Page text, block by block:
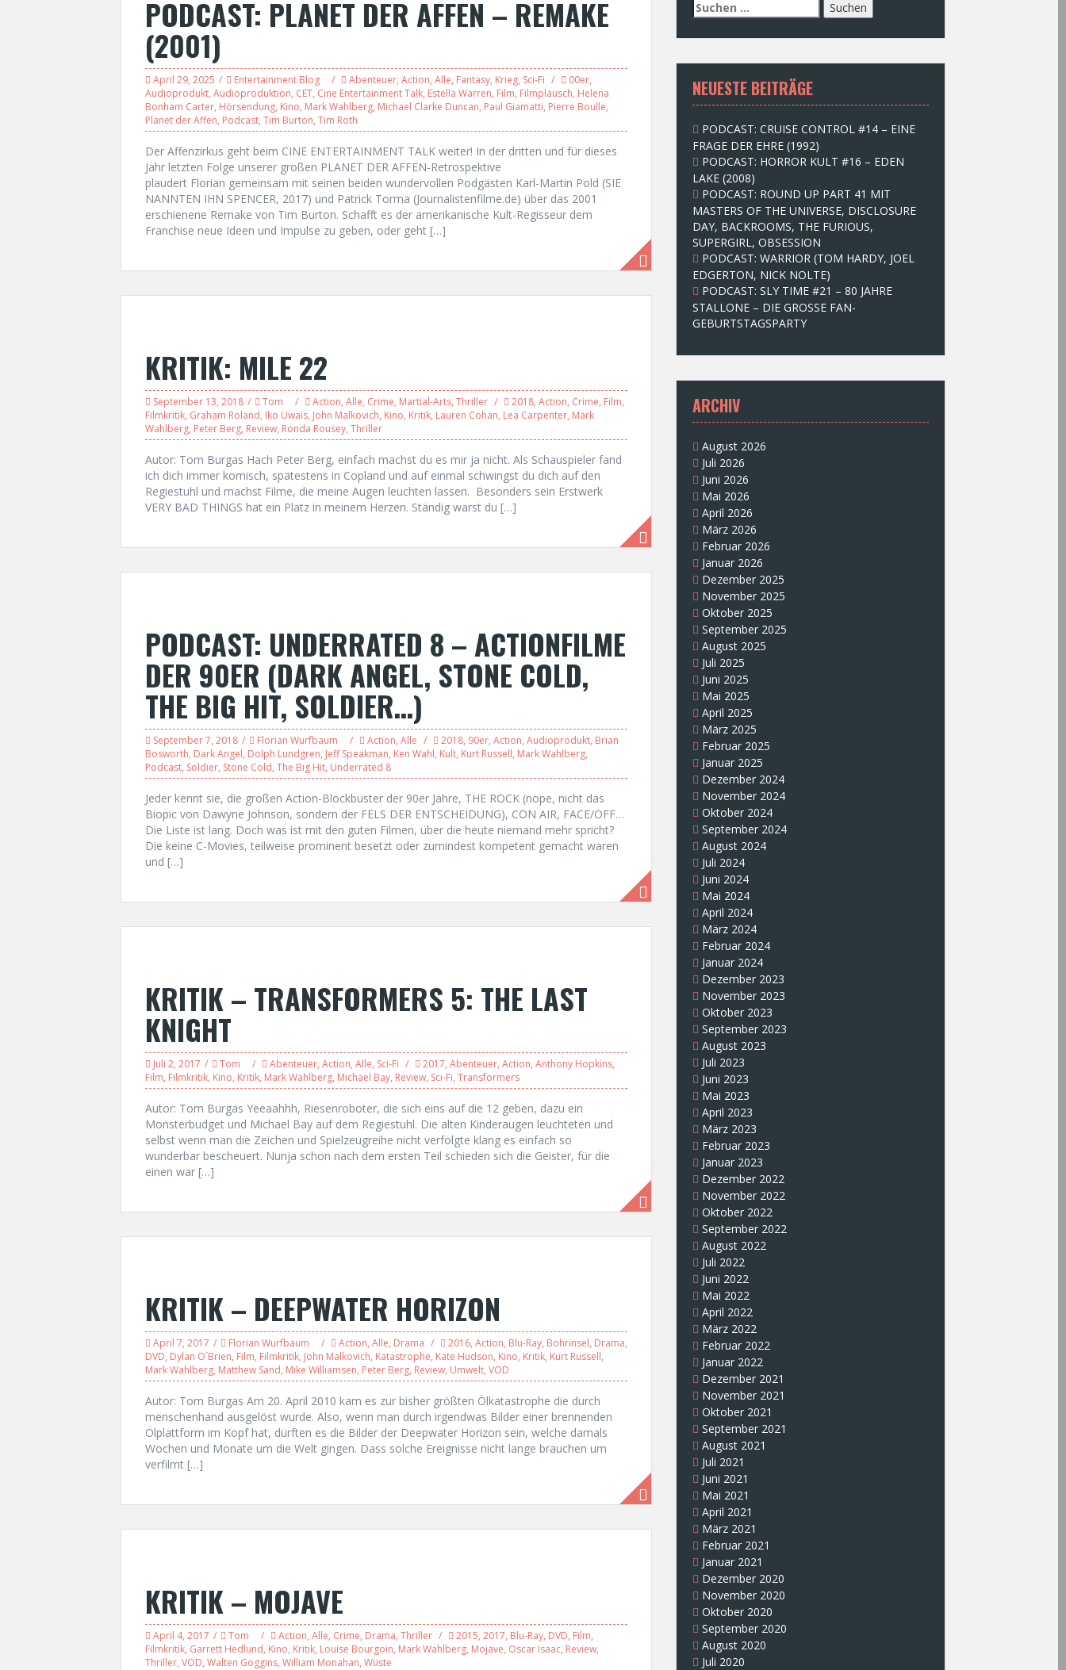
PODCAST: PLANET DER AFFEN – REMAKE
(2001)
April 29, 2025 Entertainment Blog Abenteuer, Action, Alle, Fantasy, Krieg, Sci-Fi 00er,
Audioprodukt, Audioproduktion, CET, Cine Entertainment Talk, Estella Warren, Film, Filmplausch, Helena
Bonham Carter, Hörsendung, Kino, Mark Wahlberg, Michael Clarke Duncan, Paul Giamatti, Pierre Boulle,
Planet der Affen, Podcast, Tim Burton, Tim Roth
Der Affenzirkus geht beim CINE ENTERTAINMENT TALK weiter! In der dritten und für dieses
Jahr letzten Folge unserer großen PLANET DER AFFEN-Retrospektive
plaudert Florian gemeinsam mit seinen beiden wundervollen Podgästen Karl-Martin Pold (SIE
NANNTEN IHN SPENCER, 2017) und Patrick Torma (Journalistenfilme.de) über das 2001
erschienene Remake von Tim Burton. Schafft es der amerikanische Kult-Regisseur dem
Franchise neue Ideen und Impulse zu geben, oder geht […]
KRITIK: MILE 22
September 13, 2018 Tom Action, Alle, Crime, Martial-Arts, Thriller 2018, Action, Crime, Film,
Filmkritik, Graham Roland, Iko Uwais, John Malkovich, Kino, Kritik, Lauren Cohan, Lea Carpenter, Mark
Wahlberg, Peter Berg, Review, Ronda Rousey, Thriller
Autor: Tom Burgas Hach Peter Berg, einfach machst du es mir ja nicht. Als Schauspieler fand
ich dich immer komisch, spätestens in Copland und auf einmal schwingst du dich auf den
Regiestuhl und machst Filme, die meine Augen leuchten lassen. Besonders sein Erstwerk
VERY BAD THINGS hat ein Platz in meinem Herzen. Ständig warst du […]
PODCAST: UNDERRATED 8 – ACTIONFILME
DER 90ER (DARK ANGEL, STONE COLD,
THE BIG HIT, SOLDIER…)
September 7, 2018 Florian Wurfbaum Action, Alle 2018, 90er, Action, Audioprodukt, Brian
Bosworth, Dark Angel, Dolph Lundgren, Jeff Speakman, Ken Wahl, Kult, Kurt Russell, Mark Wahlberg,
Podcast, Soldier, Stone Cold, The Big Hit, Underrated 8
Jeder kennt sie, die großen Action-Blockbuster der 90er Jahre, THE ROCK (nope, nicht das
Biopic von Dawyne Johnson, sondern der FELS DER ENTSCHEIDUNG), CON AIR, FACE/OFF…
Die Liste ist lang. Doch was ist mit den guten Filmen, über die heute niemand mehr spricht?
Die keine C-Movies, teilweise prominent besetzt oder zumindest kompetent gemacht waren
und […]
KRITIK – TRANSFORMERS 5: THE LAST
KNIGHT
Juli 2, 2017 Tom Abenteuer, Action, Alle, Sci-Fi 2017, Abenteuer, Action, Anthony Hopkins,
Film, Filmkritik, Kino, Kritik, Mark Wahlberg, Michael Bay, Review, Sci-Fi, Transformers
Autor: Tom Burgas Yeeaahhh, Riesenroboter, die sich eins auf die 12 geben, dazu ein
Monsterbudget und Michael Bay auf dem Regiestuhl. Die alten Kinderaugen leuchteten und
selbst wenn man die Zeichen und Spielzeugreihe nicht verfolgte klang es einfach so
wunderbar bescheuert. Nunja schon nach dem ersten Teil schieden sich die Geister, für die
einen war […]
KRITIK – DEEPWATER HORIZON
April 7, 2017 Florian Wurfbaum Action, Alle, Drama 2016, Action, Blu-Ray, Bohrinsel, Drama,
DVD, Dylan O´Brien, Film, Filmkritik, John Malkovich, Katastrophe, Kate Hudson, Kino, Kritik, Kurt Russell,
Mark Wahlberg, Matthew Sand, Mike Williamsen, Peter Berg, Review, Umwelt, VOD
Autor: Tom Burgas Am 20. April 2010 kam es zur bisher größten Ölkatastrophe die durch
menschenhand ausgelöst wurde. Also, wenn man durch irgendwas Bilder einer brennenden
Ölplattform im Kopf hat, dürften es die Bilder der Deepwater Horizon sein, welche damals
Wochen und Monate um die Welt gingen. Dass solche Ereignisse nicht lange brauchen um
verfilmt […]
KRITIK – MOJAVE
April 4, 2017 Tom Action, Alle, Crime, Drama, Thriller 2015, 2017, Blu-Ray, DVD, Film,
Filmkritik, Garrett Hedlund, Kino, Kritik, Louise Bourgoin, Mark Wahlberg, Mojave, Oscar Isaac, Review,
Thriller, VOD, Walten Goggins, William Monahan, Wüste
S
u
c
e
n
n
c
h
:
NEUESTE BEITRÄGE
PODCAST: CRUISE CONTROL #14 – EINE
FRAGE DER EHRE (1992)
PODCAST: HORROR KULT #16 – EDEN
LAKE (2008)
PODCAST: ROUND UP PART 41 MIT
MASTERS OF THE UNIVERSE, DISCLOSURE
DAY, BACKROOMS, THE FURIOUS,
SUPERGIRL, OBSESSION
PODCAST: WARRIOR (TOM HARDY, JOEL
EDGERTON, NICK NOLTE)
PODCAST: SLY TIME #21 – 80 JAHRE
STALLONE – DIE GROSSE FAN-
GEBURTSTAGSPARTY
ARCHIV
August 2026
Juli 2026
Juni 2026
Mai 2026
April 2026
März 2026
Februar 2026
Januar 2026
Dezember 2025
November 2025
Oktober 2025
September 2025
August 2025
Juli 2025
Juni 2025
Mai 2025
April 2025
März 2025
Februar 2025
Januar 2025
Dezember 2024
November 2024
Oktober 2024
September 2024
August 2024
Juli 2024
Juni 2024
Mai 2024
April 2024
März 2024
Februar 2024
Januar 2024
Dezember 2023
November 2023
Oktober 2023
September 2023
August 2023
Juli 2023
Juni 2023
Mai 2023
April 2023
März 2023
Februar 2023
Januar 2023
Dezember 2022
November 2022
Oktober 2022
September 2022
August 2022
Juli 2022
Juni 2022
Mai 2022
April 2022
März 2022
Februar 2022
Januar 2022
Dezember 2021
November 2021
Oktober 2021
September 2021
August 2021
Juli 2021
Juni 2021
Mai 2021
April 2021
März 2021
Februar 2021
Januar 2021
Dezember 2020
November 2020
Oktober 2020
September 2020
August 2020
Juli 2020